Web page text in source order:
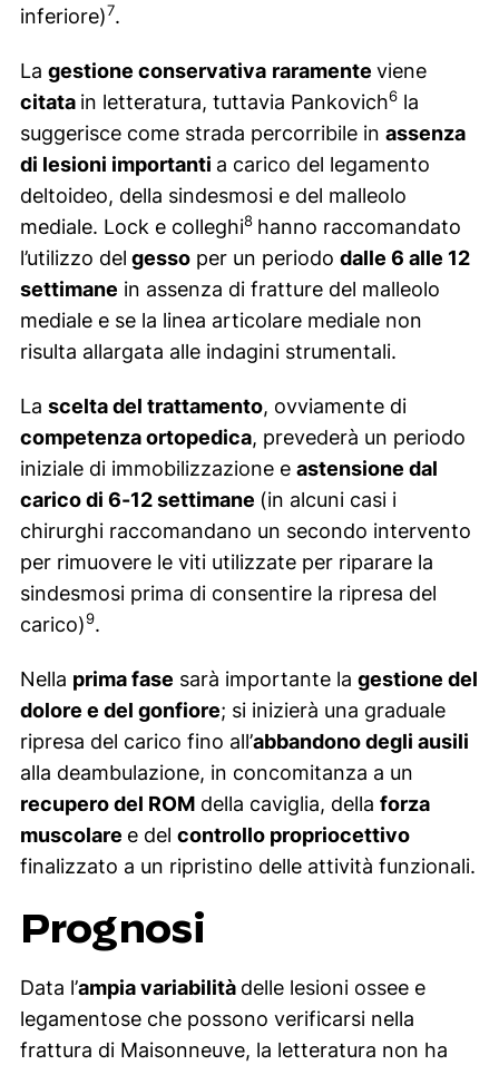
inferiore)7.
La gestione conservativa raramente viene
citata in letteratura, tuttavia Pankovich6la
suggerisce come strada percorribile in assenza
di lesioni importanti a carico del legamento
deltoideo, della sindesmosi e del malleolo
mediale. Lock e colleghi8 hanno raccomandato
l’utilizzo del gessoper un periodo dalle 6 alle 12
settimane in assenza di fratture del malleolo
mediale e se la linea articolare mediale non
risulta allargata alle indagini strumentali.
La scelta del trattamento, ovviamente di
competenza ortopedica, prevederà un periodo
iniziale di immobilizzazione e astensione dal
carico di 6-12 settimane (in alcuni casi i
chirurghi raccomandano un secondo intervento
per rimuovere le viti utilizzate per riparare la
sindesmosi prima di consentire la ripresa del
carico)9.
Nella prima fase sarà importante la gestione del
dolore e del gonfiore; si inizierà una graduale
ripresa del carico fino all’abbandono degli ausili
alla deambulazione, in concomitanza a un
recupero del ROMdella caviglia, della forza
muscolare e del controllo propriocettivo
finalizzato a un ripristino delle attività funzionali.
Prognosi
Data l’ampia variabilità delle lesioni ossee e
legamentose che possono verificarsi nella
frattura di Maisonneuve, la letteratura non ha